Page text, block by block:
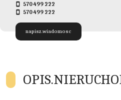
570 499 222
570 499 222
napisz.wiadomosc